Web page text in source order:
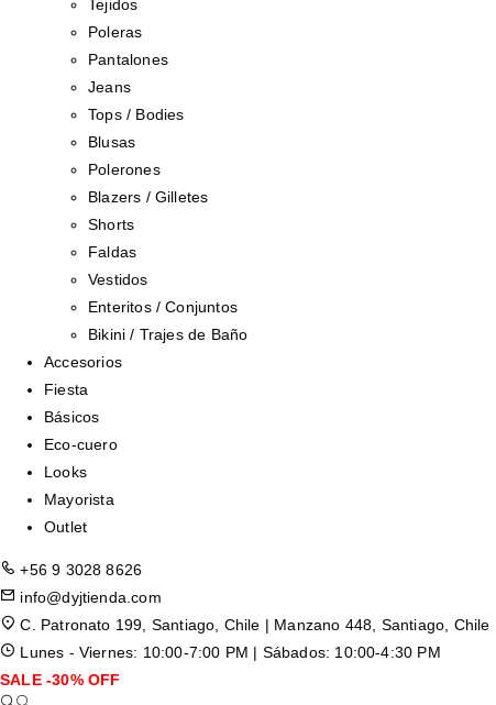
Tejidos
Poleras
Pantalones
Jeans
Tops / Bodies
Blusas
Polerones
Blazers / Gilletes
Shorts
Faldas
Vestidos
Enteritos / Conjuntos
Bikini / Trajes de Baño
Accesorios
Fiesta
Básicos
Eco-cuero
Looks
Mayorista
Outlet
+56 9 3028 8626
info@dyjtienda.com
C. Patronato 199, Santiago, Chile | Manzano 448, Santiago, Chile
Lunes - Viernes: 10:00-7:00 PM | Sábados: 10:00-4:30 PM
SALE -30% OFF